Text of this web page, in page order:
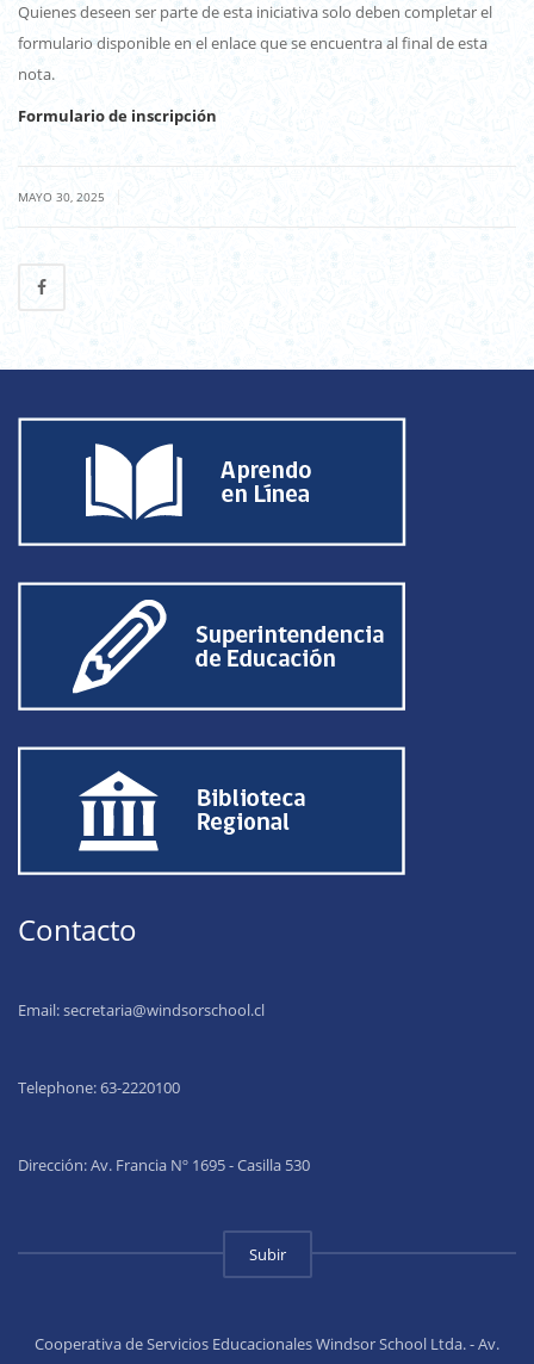
Quienes deseen ser parte de esta iniciativa solo deben completar el
formulario disponible en el enlace que se encuentra al final de esta
nota.
Formulario de inscripción
MAYO 30, 2025
Contacto
Email:secretaria@windsorschool.cl
Telephone: 63-2220100
Dirección: Av. Francia Nº 1695 - Casilla 530
Subir
Cooperativa de Servicios Educacionales Windsor School Ltda. - Av.